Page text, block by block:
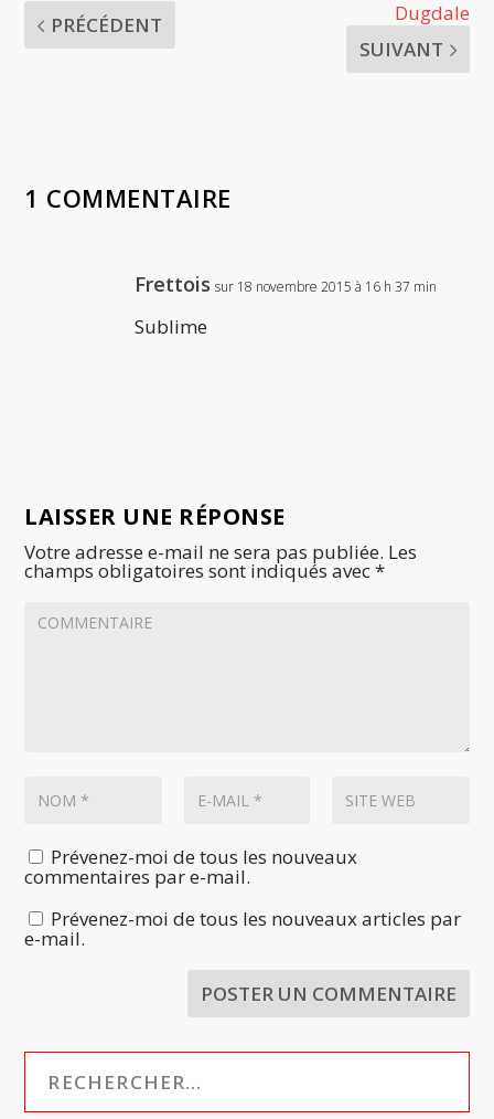
PRÉCÉDENT
Dugdale
SUIVANT
1 COMMENTAIRE
Frettois sur 18 novembre 2015 à 16 h 37 min
Sublime
LAISSER UNE RÉPONSE
Votre adresse e-mail ne sera pas publiée. Les
champs obligatoires sont indiqués avec*
Prévenez-moi de tous les nouveaux
commentaires par e-mail.
Prévenez-moi de tous les nouveaux articles par
e-mail.